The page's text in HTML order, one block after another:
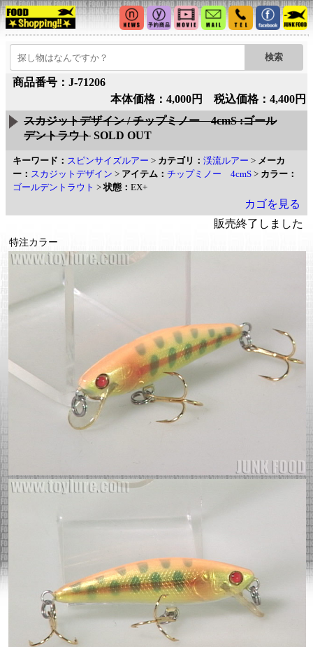
商品番号：J-71206
本体価格：4,000円 税込価格：4,400円
スカジットデザイン / チップミノー 4cmS :ゴール
デントラウト SOLD OUT
キーワード： スピンサイズルアー > カテゴリ： 渓流ルアー > メーカ
ー： スカジットデザイン > アイテム： チップミノー 4cmS > カラー：
ゴールデントラウト >状態： EX+
カゴを見る
販売終了しました
特注カラー